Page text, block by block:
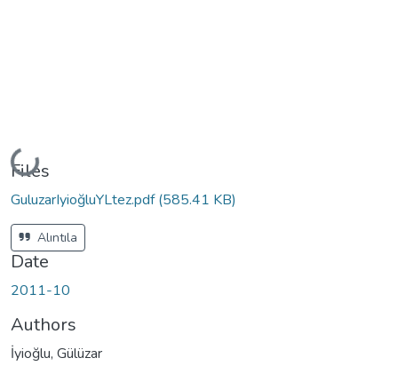
Loading...
Files
GuluzarIyioğluYLtez.pdf(585.41 KB)
Alıntıla
Date
2011-10
Authors
İyioğlu, Gülüzar